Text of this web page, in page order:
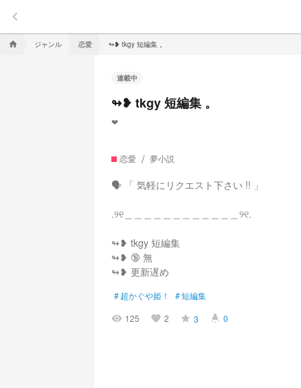
keyboard_arrow_left
home ジャンル 恋愛 ↬❥ tkgy 短編集 。
連載中
↬❥ tkgy 短編集 。
❤︎︎
恋愛 夢小説
🗣︎ 「 気軽にリクエスト下さい !! 」
.୨୧＿＿＿＿＿＿＿＿＿＿＿＿୨୧.
↬❥ tkgy 短編集
↬❥ 🔞 ‪無
↬❥ 更新遅め
#超かぐや姫！ #短編集
visibility 125 favorite 2 grade 3 highlight 0